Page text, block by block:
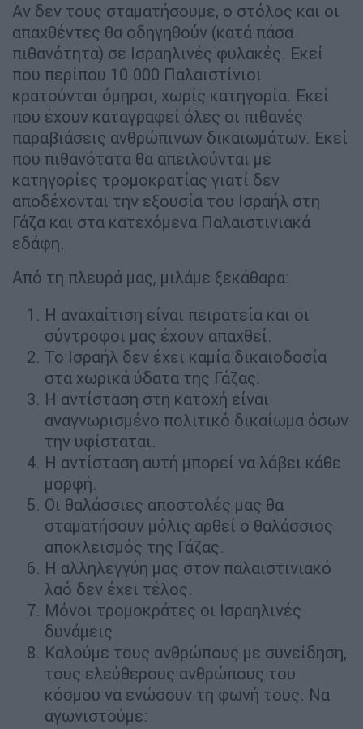
Αν δεν τους σταματήσουμε, ο στόλος και οι
απαχθέντες θα οδηγηθούν (κατά πάσα
πιθανότητα) σε Ισραηλινές φυλακές. Εκεί
που περίπου 10.000 Παλαιστίνιοι
κρατούνται όμηροι, χωρίς κατηγορία. Εκεί
που έχουν καταγραφεί όλες οι πιθανές
παραβιάσεις ανθρώπινων δικαιωμάτων. Εκεί
που πιθανότατα θα απειλούνται με
κατηγορίες τρομοκρατίας γιατί δεν
αποδέχονται την εξουσία του Ισραήλ στη
Γάζα και στα κατεχόμενα Παλαιστινιακά
εδάφη.
Από τη πλευρά μας, μιλάμε ξεκάθαρα:
Η αναχαίτιση είναι πειρατεία και οι
σύντροφοι μας έχουν απαχθεί.
Το Ισραήλ δεν έχει καμία δικαιοδοσία
στα χωρικά ύδατα της Γάζας.
Η αντίσταση στη κατοχή είναι
αναγνωρισμένο πολιτικό δικαίωμα όσων
την υφίσταται.
Η αντίσταση αυτή μπορεί να λάβει κάθε
μορφή.
Οι θαλάσσιες αποστολές μας θα
σταματήσουν μόλις αρθεί ο θαλάσσιος
αποκλεισμός της Γάζας.
Η αλληλεγγύη μας στον παλαιστινιακό
λαό δεν έχει τέλος.
Μόνοι τρομοκράτες οι Ισραηλινές
δυνάμεις
Καλούμε τους ανθρώπους με συνείδηση,
τους ελεύθερους ανθρώπους του
κόσμου να ενώσουν τη φωνή τους. Να
αγωνιστούμε: